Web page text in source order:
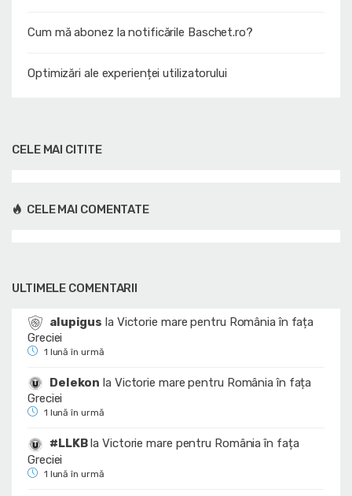
Cum mă abonez la notificările Baschet.ro?
Optimizări ale experienței utilizatorului
CELE MAI CITITE
CELE MAI COMENTATE
ULTIMELE COMENTARII
alupigus la Victorie mare pentru România în fața
Greciei
1 lună în urmă
Delekon la Victorie mare pentru România în fața
Greciei
1 lună în urmă
#LLKBlaVictorie mare pentru România în fața
Greciei
1 lună în urmă